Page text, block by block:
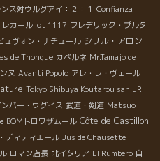
ス対ウルグアイ：２：１ Confianza
レカール lot 1117 フレデリック・プルタ
ュヴォン・ナチュール シリル・アロン
de Thongue カベルネ Mr.Tamajo de
ヌ Avanti Popolo アレ・レ・ヴェール
Tokyo Shibuya Koutarou san JR
バー・ウグイス 武道・剣道 Matsuo
BOMトロワザムール Côte de Castillon
ディティエール Jus de Chausette
ロマン店長 北イタリア El Rumbero 自